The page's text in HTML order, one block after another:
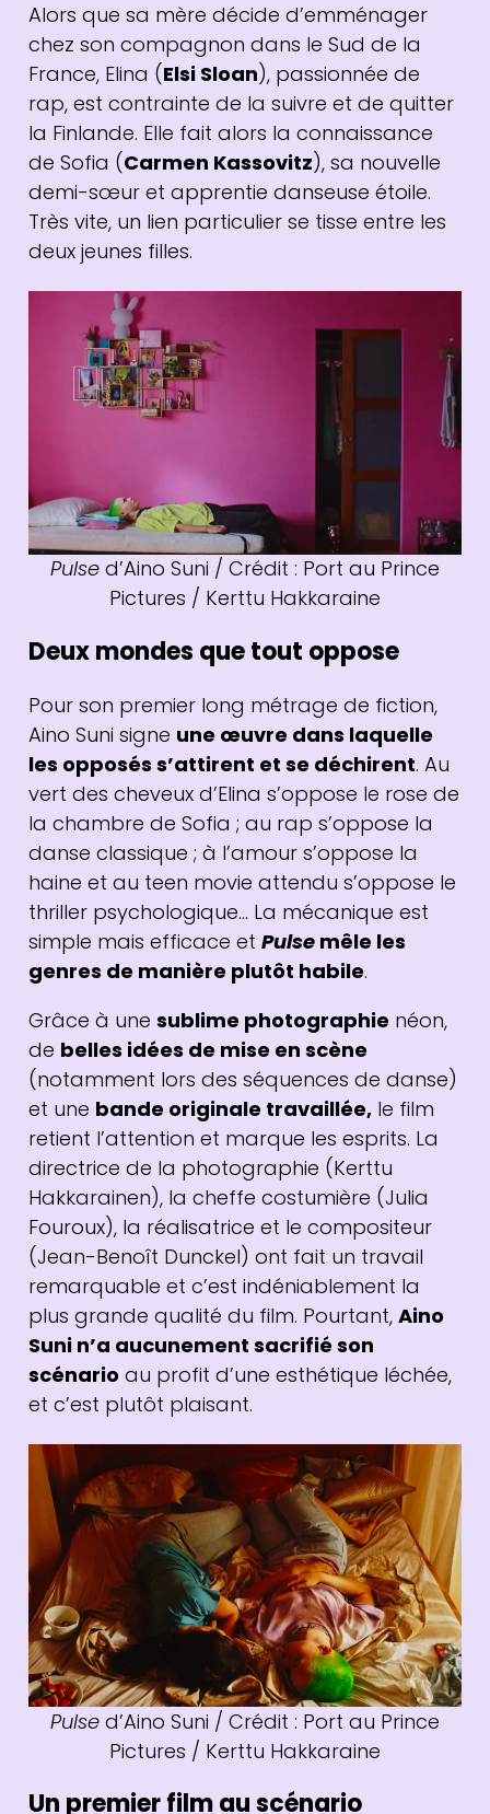
Alors que sa mère décide d’emménager
chez son compagnon dans le Sud de la
France, Elina (Elsi Sloan), passionnée de
rap, est contrainte de la suivre et de quitter
la Finlande. Elle fait alors la connaissance
de Sofia (Carmen Kassovitz), sa nouvelle
demi-sœur et apprentie danseuse étoile.
Très vite, un lien particulier se tisse entre les
deux jeunes filles.
Pulse d’Aino Suni / Crédit : Port au Prince
Pictures / Kerttu Hakkaraine
Deux mondes que tout oppose
Pour son premier long métrage de fiction,
Aino Suni signe une œuvre dans laquelle
les opposés s’attirent et se déchirent. Au
vert des cheveux d’Elina s’oppose le rose de
la chambre de Sofia ; au rap s’oppose la
danse classique ; à l’amour s’oppose la
haine et au teen movie attendu s’oppose le
thriller psychologique… La mécanique est
simple mais efficace et Pulsemêle les
genres de manière plutôt habile.
Grâce à une sublime photographie néon,
de belles idées de mise en scène
(notamment lors des séquences de danse)
et une bande originale travaillée,le film
retient l’attention et marque les esprits. La
directrice de la photographie (Kerttu
Hakkarainen), la cheffe costumière (Julia
Fouroux), la réalisatrice et le compositeur
(Jean-Benoît Dunckel) ont fait un travail
remarquable et c’est indéniablement la
plus grande qualité du film. Pourtant, Aino
Suni n’a aucunement sacrifié son
scénario au profit d’une esthétique léchée,
et c’est plutôt plaisant.
Pulse d’Aino Suni / Crédit : Port au Prince
Pictures / Kerttu Hakkaraine
Un premier film au scénario